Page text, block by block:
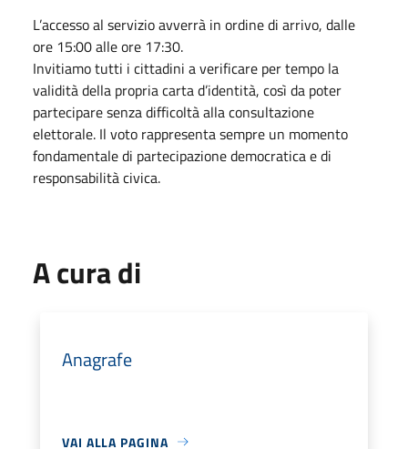
L’accesso al servizio avverrà in ordine di arrivo, dalle
ore 15:00 alle ore 17:30.
Invitiamo tutti i cittadini a verificare per tempo la
validità della propria carta d’identità, così da poter
partecipare senza difficoltà alla consultazione
elettorale. Il voto rappresenta sempre un momento
fondamentale di partecipazione democratica e di
responsabilità civica.
A cura di
Anagrafe
VAI ALLA PAGINA